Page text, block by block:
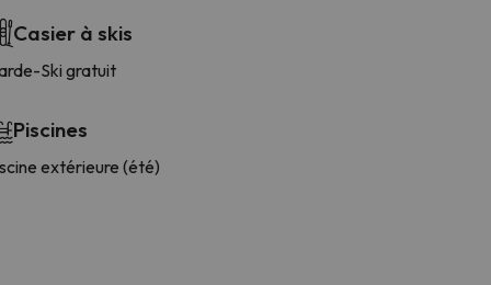
Casier à skis
Ski gratuit
Piscines
extérieure (été)